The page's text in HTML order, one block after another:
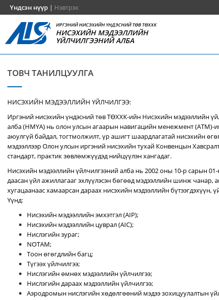
Үндсэн нүүр | Нэвтрэх
ИРГЭНИЙ НИСЭХИЙН ҮНДЭСНИЙ ТӨВ ТӨХХК
НИСЭХИЙН МЭДЭЭЛЛИЙН
ҮЙЛЧИЛГЭЭНИЙ АЛБА
ТОВЧ ТАНИЛЦУУЛГА
НИСЭХИЙН МЭДЭЭЛЛИЙН ҮЙЛЧИЛГЭЭ:
Иргэний нисэхийн үндэсний төв ТӨХХК-ийн Нисэхийн мэдээллийн
алба (НМҮА) нь олон улсын агаарын навигацийн менежмент (ATM)-
аюулгүй байдал, тогтмолжилт, үр ашигт шаардлагатай нисэхийн
мэдээллээр Олон улсын иргэний нисэхийн тухай Конвенцын
стандарт, практик зөвлөмжүүдэд нийцүүлэн хангадаг.
Нисэхийн мэдээллийн үйлчилгээний алба нь 2002 оны 10-р сарын
даасан үйл ажиллагааг эхлүүлэсэн бөгөөд мэдээллийн шинж чанар,
хугацаанаас хамаарсан дараах нисэхийн мэдээллийн бүтээгдэхүүн,
Үүнд:
Нисэхийн мэдээллийн эмхэтгэл (AIP);
Нисэхийн мэдээллийн цуврал (AIC);
Нислэгийн зураг;
NOTAM;
Тоон өгөгдлийн багц;
Түгээх үйлчилгээ;
Нислэгийн өмнөх мэдээллийн үйлчилгээ;
Нислэгийн дараах мэдээллийн үйлчилгээ;
Аэродромын нислэгийн хөдөлгөөний мэдээ зохицуулалтын